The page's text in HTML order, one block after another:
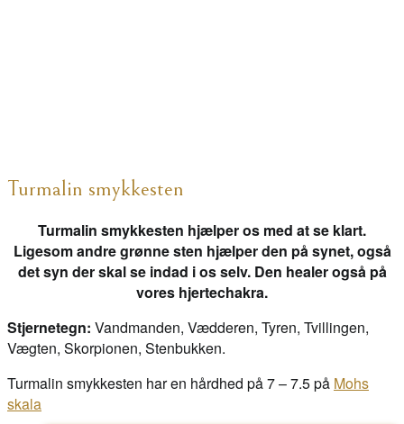
Turmalin smykkesten
Turmalin smykkesten hjælper os med at se klart.
Ligesom andre grønne sten hjælper den på synet, også
det syn der skal se indad i os selv. Den healer også på
vores hjertechakra.
Stjernetegn: Vandmanden, Vædderen, Tyren, Tvillingen,
Vægten, Skorpionen, Stenbukken.
Turmalin smykkesten har en hårdhed på 7 – 7.5 på Mohs
skala